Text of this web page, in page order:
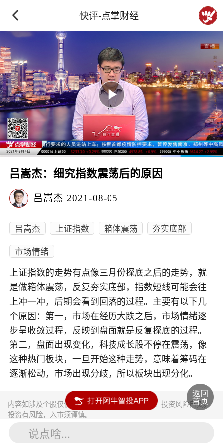
快评-点掌财经
吕嵩杰：细究指数震荡后的原因
吕嵩杰 2021-08-05
吕嵩杰 上证指数 箱体震荡
夯实底部
市场情绪
上证指数的走势有点像三月份探底之后的走势，就
是做箱体震荡，反复夯实底部，指数短线可能会往
上冲一冲，后期会看到回落的过程。主要有以下几
个原因：第一，市场在经历大跌之后，市场情绪逐
步呈收敛过程，反映到盘面就是反复探底的过程。
第二，盘面出现变化，科技成长股不停在震荡，像
这种热门板块，一旦开始这种走势，意味着筹码在
逐渐松动，市场出现分歧，所以板块出现分化。
内容如涉及个股仅供参考，不构成任何投资建议！投资风险自负。
投资有风险，入市须谨慎。
说点啥...